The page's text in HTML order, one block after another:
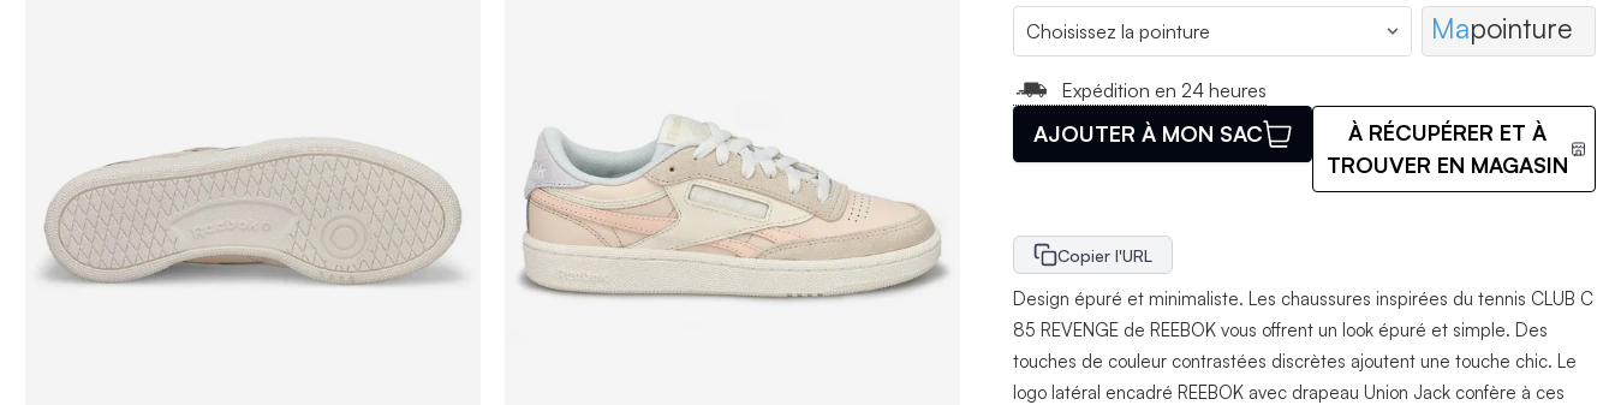
Mapointure
Expédition en 24 heures
AJOUTER À MON SAC
À RÉCUPÉRER ET À
TROUVER EN MAGASIN
Copier l'URL
Design épuré et minimaliste. Les chaussures inspirées du tennis CLUB C
85 REVENGE de REEBOK vous offrent un look épuré et simple. Des
touches de couleur contrastées discrètes ajoutent une touche chic. Le
logo latéral encadré REEBOK avec drapeau Union Jack confère à ces